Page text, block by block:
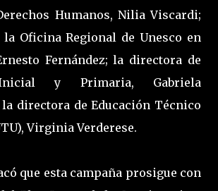
Humanos, Nilia Viscardi;
Oficina Regional de Unesco en
Fernández; la directora de
y Primaria, Gabriela
la directora de Educación Técnico
Virginia Verderese.
que esta campaña prosigue con